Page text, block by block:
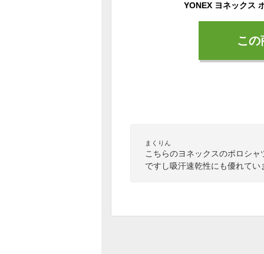
こ
まくりん
こちらのヨネックスのポロシ
ですし吸汗速乾性にも優れてい